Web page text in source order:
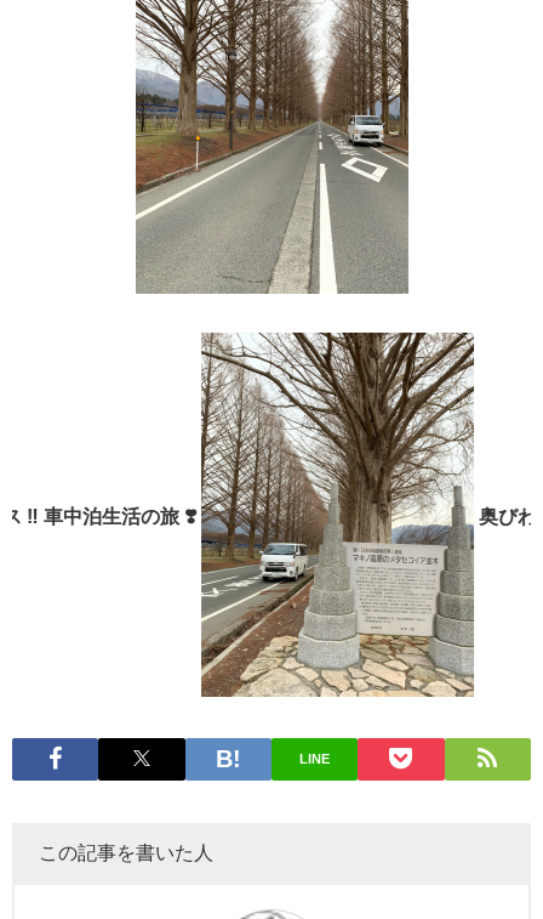
生活の旅 ❣️ 奥びわこ・マキノ
LINE
この記事を書いた人